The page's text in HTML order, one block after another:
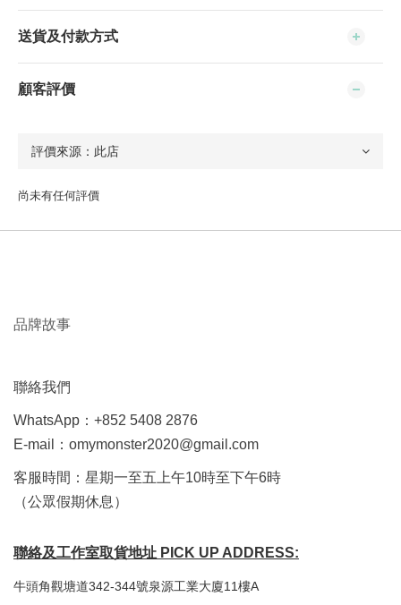
送貨及付款方式
顧客評價
尚未有任何評價
品牌故事
聯絡我們
WhatsApp：+852 5408 2876
E-mail：omymonster2020@gmail.com
客服時間：星期一至五上午10時至下午6時
（公眾假期休息）
聯絡及工作室取貨地址 PICK UP ADDRESS:
牛頭角觀塘道342-344號泉源工業大廈11樓A